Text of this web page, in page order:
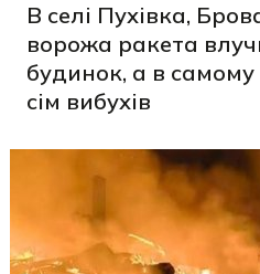
В селі Пухівка,
ворожа ракета
будинок, а в
сім вибухів